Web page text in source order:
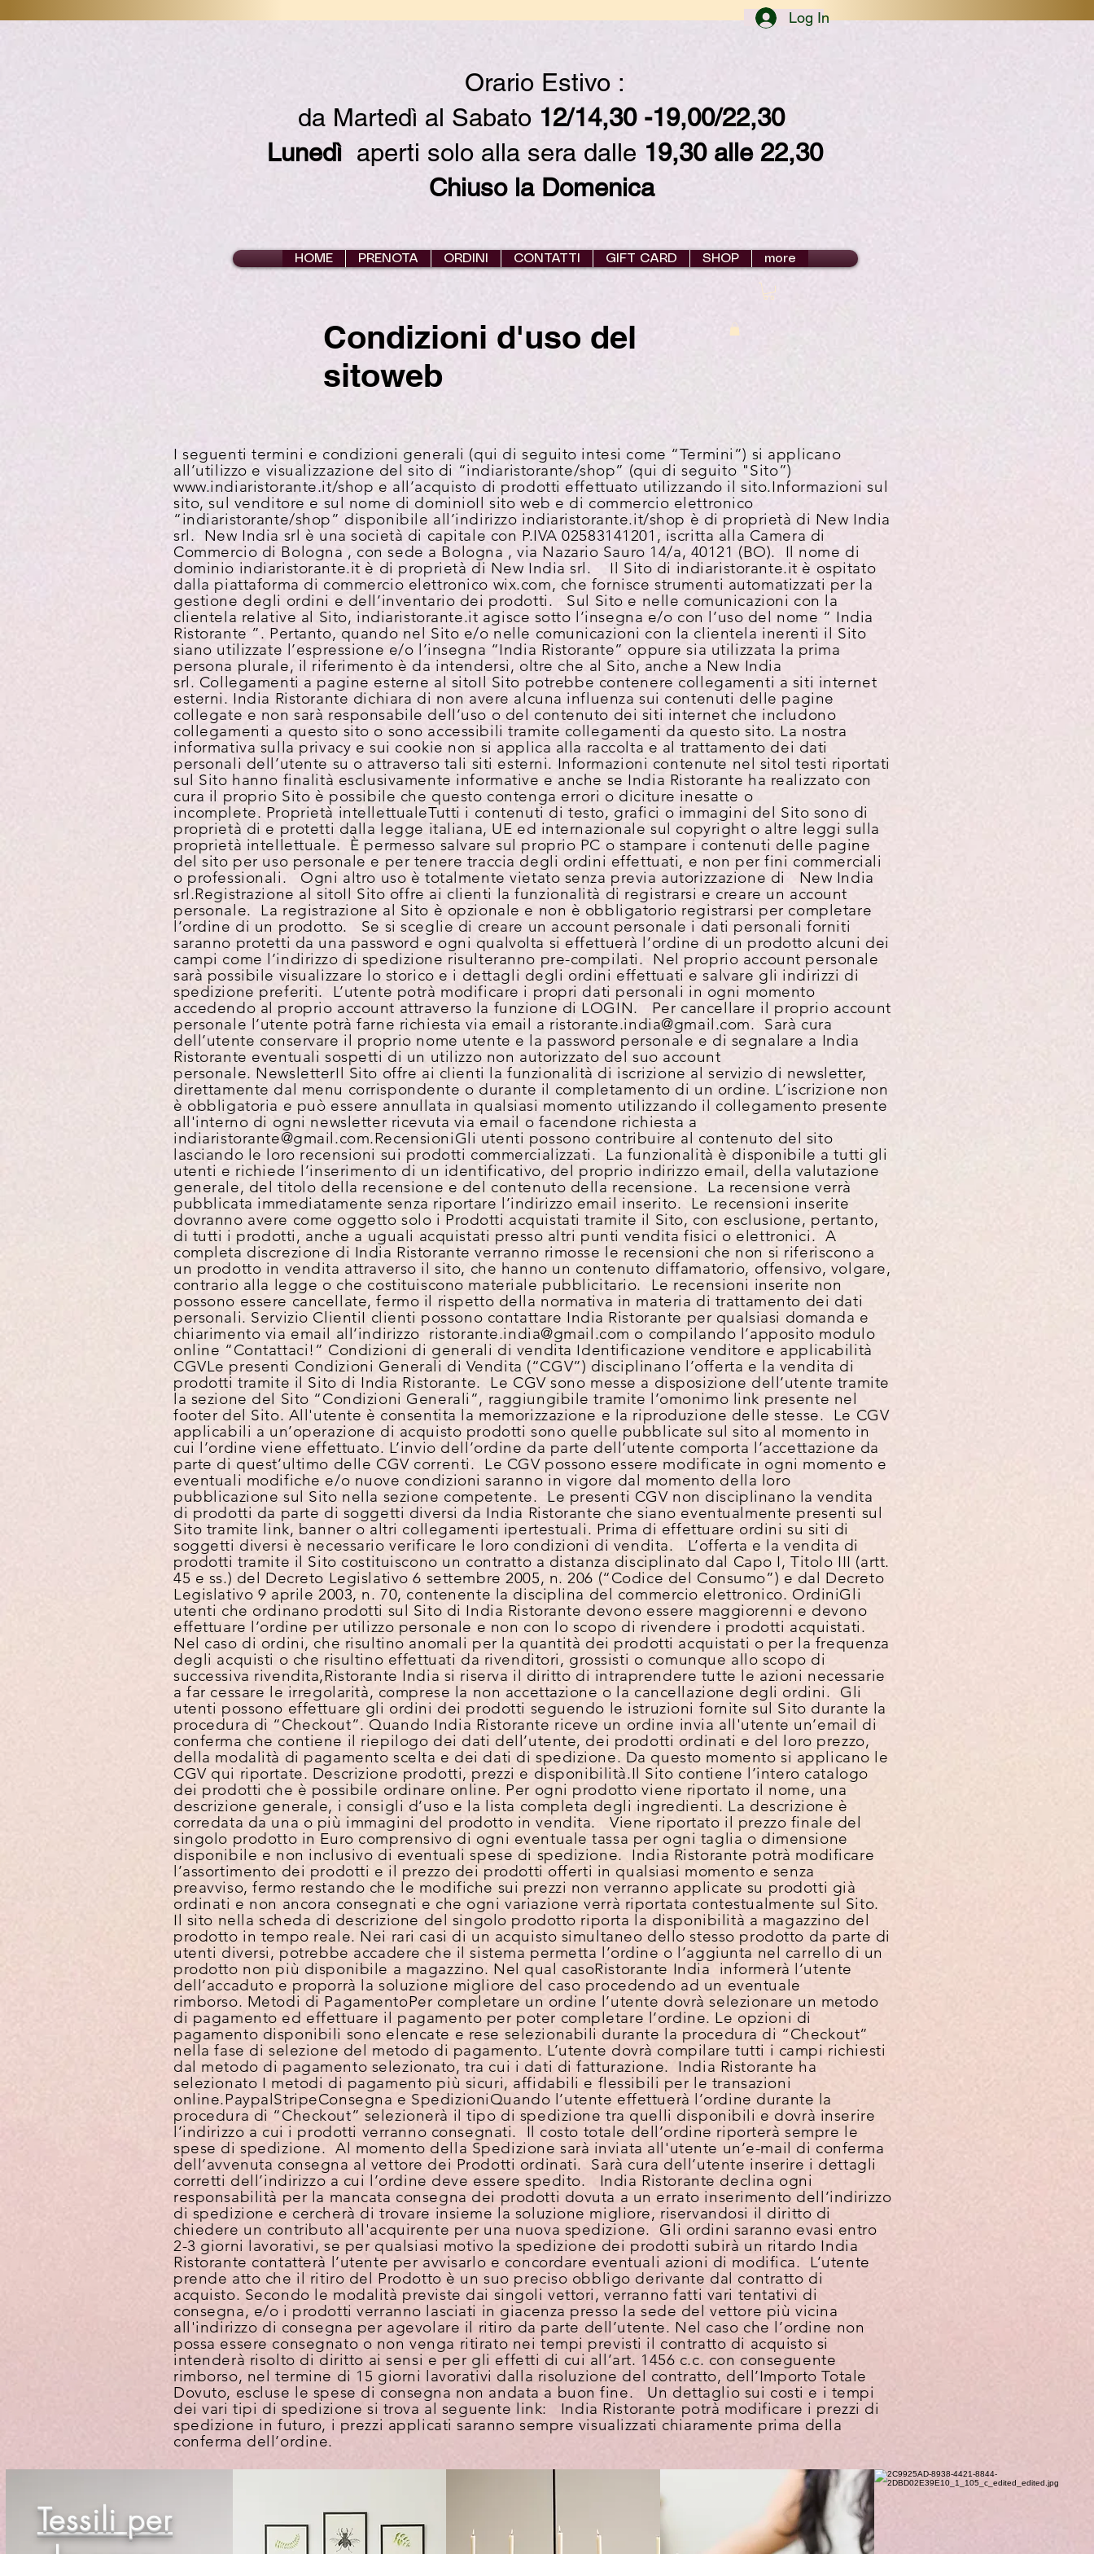
Log In
Orario Estivo :
da Martedì al Sabato 12/14,30 -19,00/22,30
Lunedì aperti solo alla sera dalle 19,30 alle 22,30
Chiuso la Domenica
HOME PRENOTA ORDINI CONTATTI GIFT CARD SHOP more
Condizioni d'uso del
sitoweb
I seguenti termini e condizioni generali (qui di seguito intesi come “Termini”) si applicano
all’utilizzo e visualizzazione del sito di “indiaristorante/shop” (qui di seguito "Sito”)
www.indiaristorante.it/shop e all’acquisto di prodotti effettuato utilizzando il sito.Informazioni sul
sito, sul venditore e sul nome di dominioIl sito web e di commercio elettronico
“indiaristorante/shop” disponibile all’indirizzo indiaristorante.it/shop è di proprietà di New India
srl. New India srl è una società di capitale con P.IVA 02583141201, iscritta alla Camera di
Commercio di Bologna , con sede a Bologna , via Nazario Sauro 14/a, 40121 (BO). Il nome di
dominio indiaristorante.it è di proprietà di New India srl. Il Sito di indiaristorante.it è ospitato
dalla piattaforma di commercio elettronico wix.com, che fornisce strumenti automatizzati per la
gestione degli ordini e dell’inventario dei prodotti. Sul Sito e nelle comunicazioni con la
clientela relative al Sito, indiaristorante.it agisce sotto l’insegna e/o con l’uso del nome “ India
Ristorante ”. Pertanto, quando nel Sito e/o nelle comunicazioni con la clientela inerenti il Sito
siano utilizzate l’espressione e/o l’insegna “India Ristorante” oppure sia utilizzata la prima
persona plurale, il riferimento è da intendersi, oltre che al Sito, anche a New India
srl. Collegamenti a pagine esterne al sitoIl Sito potrebbe contenere collegamenti a siti internet
esterni. India Ristorante dichiara di non avere alcuna influenza sui contenuti delle pagine
collegate e non sarà responsabile dell’uso o del contenuto dei siti internet che includono
collegamenti a questo sito o sono accessibili tramite collegamenti da questo sito. La nostra
informativa sulla privacy e sui cookie non si applica alla raccolta e al trattamento dei dati
personali dell’utente su o attraverso tali siti esterni. Informazioni contenute nel sitoI testi riportati
sul Sito hanno finalità esclusivamente informative e anche se India Ristorante ha realizzato con
cura il proprio Sito è possibile che questo contenga errori o diciture inesatte o
incomplete. Proprietà intellettualeTutti i contenuti di testo, grafici o immagini del Sito sono di
proprietà di e protetti dalla legge italiana, UE ed internazionale sul copyright o altre leggi sulla
proprietà intellettuale. È permesso salvare sul proprio PC o stampare i contenuti delle pagine
del sito per uso personale e per tenere traccia degli ordini effettuati, e non per fini commerciali
o professionali. Ogni altro uso è totalmente vietato senza previa autorizzazione di New India
srl.Registrazione al sitoIl Sito offre ai clienti la funzionalità di registrarsi e creare un account
personale. La registrazione al Sito è opzionale e non è obbligatorio registrarsi per completare
l’ordine di un prodotto. Se si sceglie di creare un account personale i dati personali forniti
saranno protetti da una password e ogni qualvolta si effettuerà l’ordine di un prodotto alcuni dei
campi come l’indirizzo di spedizione risulteranno pre-compilati. Nel proprio account personale
sarà possibile visualizzare lo storico e i dettagli degli ordini effettuati e salvare gli indirizzi di
spedizione preferiti. L’utente potrà modificare i propri dati personali in ogni momento
accedendo al proprio account attraverso la funzione di LOGIN. Per cancellare il proprio account
personale l’utente potrà farne richiesta via email a ristorante.india@gmail.com. Sarà cura
dell’utente conservare il proprio nome utente e la password personale e di segnalare a India
Ristorante eventuali sospetti di un utilizzo non autorizzato del suo account
personale. NewsletterIl Sito offre ai clienti la funzionalità di iscrizione al servizio di newsletter,
direttamente dal menu corrispondente o durante il completamento di un ordine. L’iscrizione non
è obbligatoria e può essere annullata in qualsiasi momento utilizzando il collegamento presente
all'interno di ogni newsletter ricevuta via email o facendone richiesta a
indiaristorante@gmail.com.RecensioniGli utenti possono contribuire al contenuto del sito
lasciando le loro recensioni sui prodotti commercializzati. La funzionalità è disponibile a tutti gli
utenti e richiede l’inserimento di un identificativo, del proprio indirizzo email, della valutazione
generale, del titolo della recensione e del contenuto della recensione. La recensione verrà
pubblicata immediatamente senza riportare l’indirizzo email inserito. Le recensioni inserite
dovranno avere come oggetto solo i Prodotti acquistati tramite il Sito, con esclusione, pertanto,
di tutti i prodotti, anche a uguali acquistati presso altri punti vendita fisici o elettronici. A
completa discrezione di India Ristorante verranno rimosse le recensioni che non si riferiscono a
un prodotto in vendita attraverso il sito, che hanno un contenuto diffamatorio, offensivo, volgare,
contrario alla legge o che costituiscono materiale pubblicitario. Le recensioni inserite non
possono essere cancellate, fermo il rispetto della normativa in materia di trattamento dei dati
personali. Servizio ClientiI clienti possono contattare India Ristorante per qualsiasi domanda e
chiarimento via email all’indirizzo ristorante.india@gmail.com o compilando l’apposito modulo
online “Contattaci!” Condizioni di generali di vendita Identificazione venditore e applicabilità
CGVLe presenti Condizioni Generali di Vendita (“CGV”) disciplinano l’offerta e la vendita di
prodotti tramite il Sito di India Ristorante. Le CGV sono messe a disposizione dell’utente tramite
la sezione del Sito “Condizioni Generali”, raggiungibile tramite l’omonimo link presente nel
footer del Sito. All'utente è consentita la memorizzazione e la riproduzione delle stesse. Le CGV
applicabili a un’operazione di acquisto prodotti sono quelle pubblicate sul sito al momento in
cui l’ordine viene effettuato. L’invio dell’ordine da parte dell’utente comporta l’accettazione da
parte di quest’ultimo delle CGV correnti. Le CGV possono essere modificate in ogni momento e
eventuali modifiche e/o nuove condizioni saranno in vigore dal momento della loro
pubblicazione sul Sito nella sezione competente. Le presenti CGV non disciplinano la vendita
di prodotti da parte di soggetti diversi da India Ristorante che siano eventualmente presenti sul
Sito tramite link, banner o altri collegamenti ipertestuali. Prima di effettuare ordini su siti di
soggetti diversi è necessario verificare le loro condizioni di vendita. L’offerta e la vendita di
prodotti tramite il Sito costituiscono un contratto a distanza disciplinato dal Capo I, Titolo III (artt.
45 e ss.) del Decreto Legislativo 6 settembre 2005, n. 206 (“Codice del Consumo”) e dal Decreto
Legislativo 9 aprile 2003, n. 70, contenente la disciplina del commercio elettronico. OrdiniGli
utenti che ordinano prodotti sul Sito di India Ristorante devono essere maggiorenni e devono
effettuare l’ordine per utilizzo personale e non con lo scopo di rivendere i prodotti acquistati.
Nel caso di ordini, che risultino anomali per la quantità dei prodotti acquistati o per la frequenza
degli acquisti o che risultino effettuati da rivenditori, grossisti o comunque allo scopo di
successiva rivendita,Ristorante India si riserva il diritto di intraprendere tutte le azioni necessarie
a far cessare le irregolarità, comprese la non accettazione o la cancellazione degli ordini. Gli
utenti possono effettuare gli ordini dei prodotti seguendo le istruzioni fornite sul Sito durante la
procedura di “Checkout”. Quando India Ristorante riceve un ordine invia all'utente un’email di
conferma che contiene il riepilogo dei dati dell’utente, dei prodotti ordinati e del loro prezzo,
della modalità di pagamento scelta e dei dati di spedizione. Da questo momento si applicano le
CGV qui riportate. Descrizione prodotti, prezzi e disponibilità.Il Sito contiene l’intero catalogo
dei prodotti che è possibile ordinare online. Per ogni prodotto viene riportato il nome, una
descrizione generale, i consigli d’uso e la lista completa degli ingredienti. La descrizione è
corredata da una o più immagini del prodotto in vendita. Viene riportato il prezzo finale del
singolo prodotto in Euro comprensivo di ogni eventuale tassa per ogni taglia o dimensione
disponibile e non inclusivo di eventuali spese di spedizione. India Ristorante potrà modificare
l’assortimento dei prodotti e il prezzo dei prodotti offerti in qualsiasi momento e senza
preavviso, fermo restando che le modifiche sui prezzi non verranno applicate su prodotti già
ordinati e non ancora consegnati e che ogni variazione verrà riportata contestualmente sul Sito.
Il sito nella scheda di descrizione del singolo prodotto riporta la disponibilità a magazzino del
prodotto in tempo reale. Nei rari casi di un acquisto simultaneo dello stesso prodotto da parte di
utenti diversi, potrebbe accadere che il sistema permetta l’ordine o l’aggiunta nel carrello di un
prodotto non più disponibile a magazzino. Nel qual casoRistorante India informerà l’utente
dell’accaduto e proporrà la soluzione migliore del caso procedendo ad un eventuale
rimborso. Metodi di PagamentoPer completare un ordine l’utente dovrà selezionare un metodo
di pagamento ed effettuare il pagamento per poter completare l’ordine. Le opzioni di
pagamento disponibili sono elencate e rese selezionabili durante la procedura di “Checkout”
nella fase di selezione del metodo di pagamento. L’utente dovrà compilare tutti i campi richiesti
dal metodo di pagamento selezionato, tra cui i dati di fatturazione. India Ristorante ha
selezionato I metodi di pagamento più sicuri, affidabili e flessibili per le transazioni
online.PaypalStripeConsegna e SpedizioniQuando l’utente effettuerà l’ordine durante la
procedura di “Checkout” selezionerà il tipo di spedizione tra quelli disponibili e dovrà inserire
l’indirizzo a cui i prodotti verranno consegnati. Il costo totale dell’ordine riporterà sempre le
spese di spedizione. Al momento della Spedizione sarà inviata all'utente un’e-mail di conferma
dell’avvenuta consegna al vettore dei Prodotti ordinati. Sarà cura dell’utente inserire i dettagli
corretti dell’indirizzo a cui l’ordine deve essere spedito. India Ristorante declina ogni
responsabilità per la mancata consegna dei prodotti dovuta a un errato inserimento dell’indirizzo
di spedizione e cercherà di trovare insieme la soluzione migliore, riservandosi il diritto di
chiedere un contributo all'acquirente per una nuova spedizione. Gli ordini saranno evasi entro
2-3 giorni lavorativi, se per qualsiasi motivo la spedizione dei prodotti subirà un ritardo India
Ristorante contatterà l’utente per avvisarlo e concordare eventuali azioni di modifica. L’utente
prende atto che il ritiro del Prodotto è un suo preciso obbligo derivante dal contratto di
acquisto. Secondo le modalità previste dai singoli vettori, verranno fatti vari tentativi di
consegna, e/o i prodotti verranno lasciati in giacenza presso la sede del vettore più vicina
all'indirizzo di consegna per agevolare il ritiro da parte dell’utente. Nel caso che l’ordine non
possa essere consegnato o non venga ritirato nei tempi previsti il contratto di acquisto si
intenderà risolto di diritto ai sensi e per gli effetti di cui all’art. 1456 c.c. con conseguente
rimborso, nel termine di 15 giorni lavorativi dalla risoluzione del contratto, dell’Importo Totale
Dovuto, escluse le spese di consegna non andata a buon fine. Un dettaglio sui costi e i tempi
dei vari tipi di spedizione si trova al seguente link: India Ristorante potrà modificare i prezzi di
spedizione in futuro, i prezzi applicati saranno sempre visualizzati chiaramente prima della
conferma dell’ordine.
Tessili per